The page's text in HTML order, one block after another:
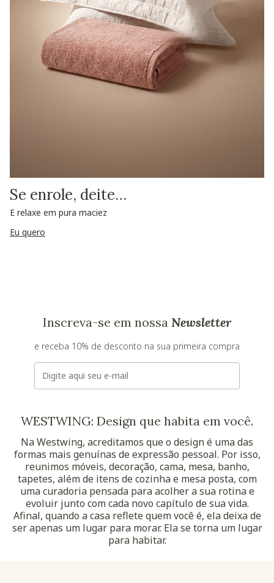
Se enrole, deite…
E relaxe em pura maciez
Eu quero
Inscreva-se em nossa Newsletter
e receba 10% de desconto na sua primeira compra
E-mail
WESTWING: Design que habita em você.
Na Westwing, acreditamos que o design é uma das
formas mais genuínas de expressão pessoal. Por isso,
reunimos móveis, decoração, cama, mesa, banho,
tapetes, além de itens de cozinha e mesa posta, com
uma curadoria pensada para acolher a sua rotina e
evoluir junto com cada novo capítulo de sua vida.
Afinal, quando a casa reflete quem você é, ela deixa de
ser apenas um lugar para morar. Ela se torna um lugar
para habitar.